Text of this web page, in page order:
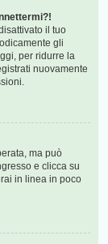
il tuo
gli
per ridurre la
nuovamente
ma può
e clicca su
in linea in poco